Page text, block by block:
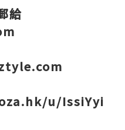
給
u/IssiYyi